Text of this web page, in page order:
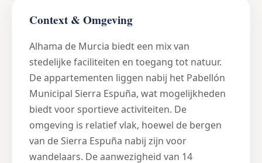
Context & Omgeving
Alhama de Murcia biedt een mix van
stedelijke faciliteiten en toegang tot natuur.
De appartementen liggen nabij het Pabellón
Municipal Sierra Espuña, wat mogelijkheden
biedt voor sportieve activiteiten. De
omgeving is relatief vlak, hoewel de bergen
van de Sierra Espuña nabij zijn voor
wandelaars. De aanwezigheid van 14